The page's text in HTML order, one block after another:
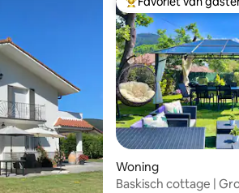
Topfavoriet van
Woning
Baskisch cottage |